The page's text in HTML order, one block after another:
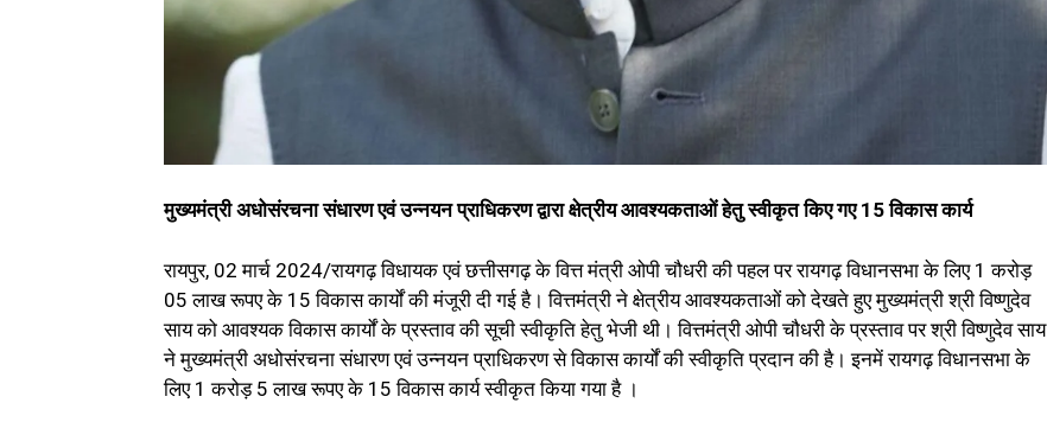
मुख्यमंत्री अधोसंरचना संधारण एवं उन्नयन प्राधिकरण द्वारा क्षेत्रीय आवश्यकताओं हेतु स्वीकृत किए गए 15 विकास कार्य
रायपुर, 02 मार्च 2024/रायगढ़ विधायक एवं छत्तीसगढ़ के वित्त मंत्री ओपी चौधरी की पहल पर रायगढ़ विधानसभा के लिए 1 करोड़
05 लाख रूपए के 15 विकास कार्यों की मंजूरी दी गई है। वित्तमंत्री ने क्षेत्रीय आवश्यकताओं को देखते हुए मुख्यमंत्री श्री विष्णुदेव
साय को आवश्यक विकास कार्यों के प्रस्ताव की सूची स्वीकृति हेतु भेजी थी। वित्तमंत्री ओपी चौधरी के प्रस्ताव पर श्री विष्णुदेव साय
ने मुख्यमंत्री अधोसंरचना संधारण एवं उन्नयन प्राधिकरण से विकास कार्यों की स्वीकृति प्रदान की है। इनमें रायगढ़ विधानसभा के
लिए 1 करोड़ 5 लाख रूपए के 15 विकास कार्य स्वीकृत किया गया है ।